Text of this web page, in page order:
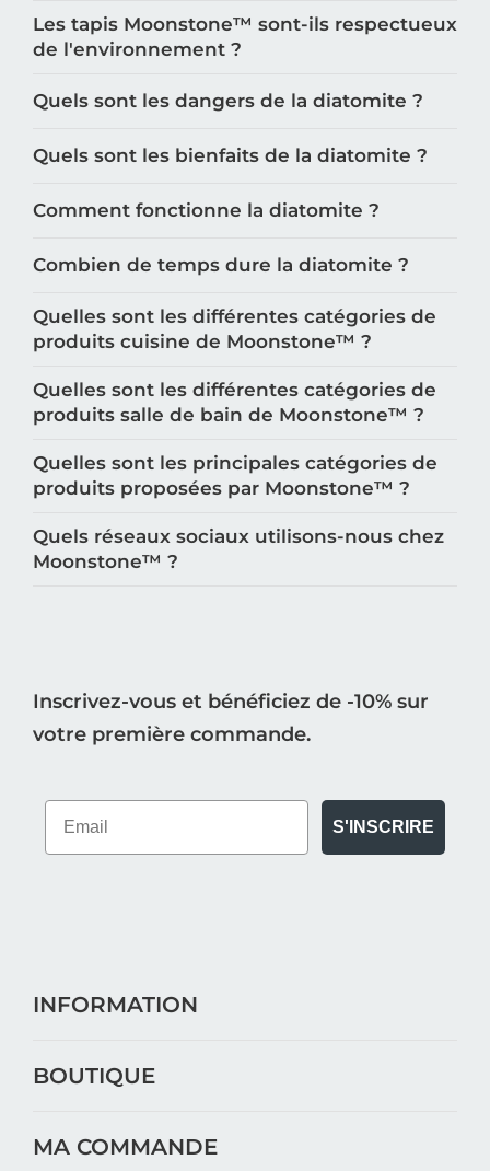
Les tapis Moonstone™️ sont-ils respectueux
de l'environnement ?
Quels sont les dangers de la diatomite ?
Quels sont les bienfaits de la diatomite ?
Comment fonctionne la diatomite ?
Combien de temps dure la diatomite ?
Quelles sont les différentes catégories de
produits cuisine de Moonstone™️ ?
Quelles sont les différentes catégories de
produits salle de bain de Moonstone™️ ?
Quelles sont les principales catégories de
produits proposées par Moonstone™️ ?
Quels réseaux sociaux utilisons-nous chez
Moonstone™️ ?
Inscrivez-vous et bénéficiez de -10% sur
votre première commande.
S'INSCRIRE
INFORMATION
BOUTIQUE
MA COMMANDE